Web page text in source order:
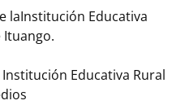
laInstitución Educativa
Ituango.
Educativa Rural